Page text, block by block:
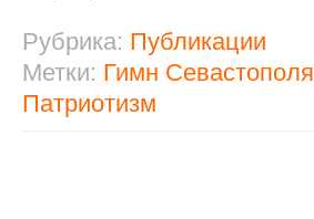
Рубрика: Публикации
Метки: Гимн Севастополя
Патриотизм